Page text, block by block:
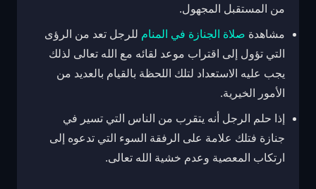
من المستقبل المجهول.
مشاهدة صلاة الجنازة في المنام للرجل تعد من الرؤى
التي تؤول إلى اقتراب موعد لقائه مع الله تعالى لذلك
يجب عليه الاستعداد لتلك اللحظة بالقيام بالعديد من
الأمور الخيرية.
إذا حلم الرجل أنه يتقرب من الناس التي تسير في
جنازة فتلك علامة على الرفقة السوء التي تدعوه إلى
ارتكاب المعصية وعدم خشية الله تعالى.